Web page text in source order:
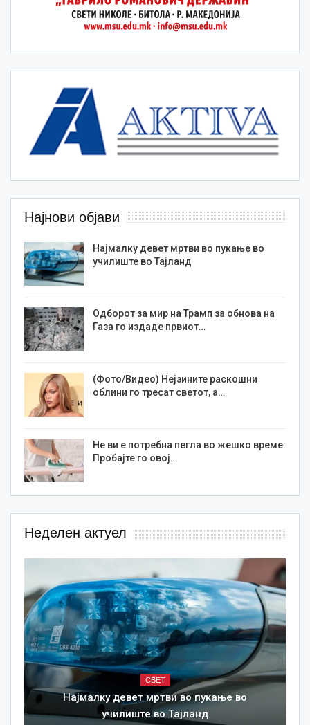
Најнови објави
Најмалку девет мртви во пукање во
училиште во Тајланд
Одборот за мир на Трамп за обнова на
Газа го издаде првиот…
(Фото/Видео) Нејзините раскошни
облини го тресат светот, а…
Не ви е потребна пегла во жешко време:
Пробајте го овој…
Неделен актуел
СВЕТ
Најмалку девет мртви во пукање во
училиште во Тајланд